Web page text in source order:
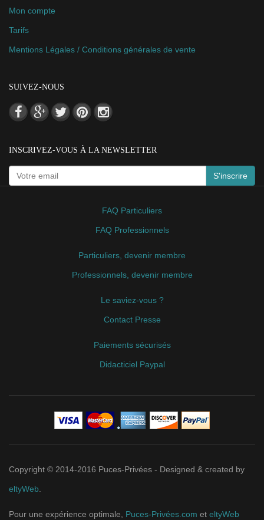
Mon compte
Tarifs
Mentions Légales / Conditions générales de vente
SUIVEZ-NOUS
INSCRIVEZ-VOUS À LA NEWSLETTER
S'inscrire
FAQ Particuliers
FAQ Professionnels
Particuliers, devenir membre
Professionnels, devenir membre
Le saviez-vous ?
Contact Presse
Paiements sécurisés
Didacticiel Paypal
Copyright © 2014-2016 Puces-Privées - Designed & created by
eltyWeb
Pour une expérience optimale, Puces-Privées.com et eltyWeb